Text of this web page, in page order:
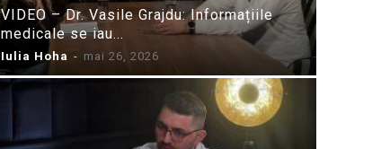
VIDEO – Dr. Vasile Grajdu: Informațiile
medicale se iau...
Iulia Hoha - mai 26, 2026